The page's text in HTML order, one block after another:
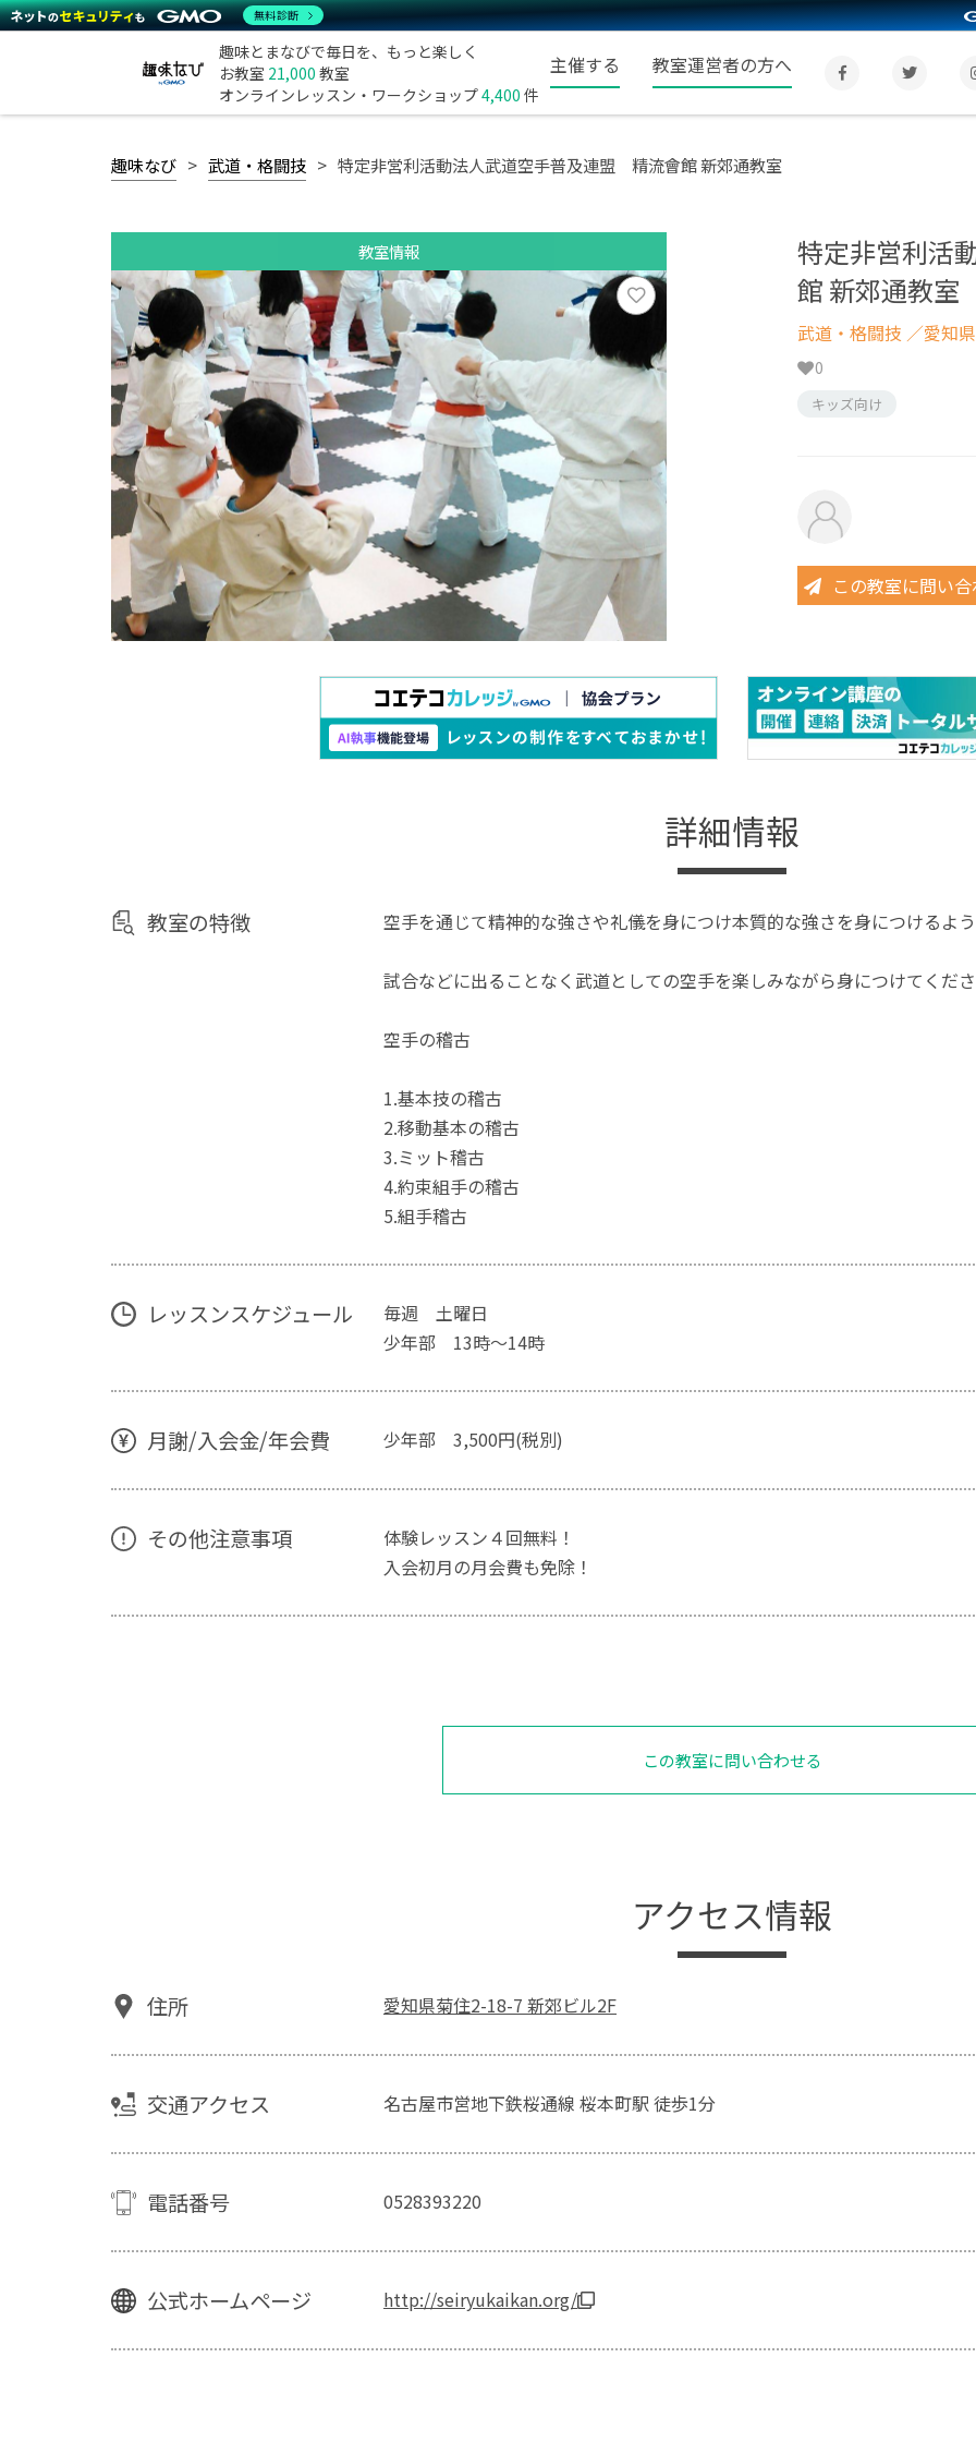
趣味とまなびで毎日を、もっと楽しく
お教室 21,000 教室
オンラインレッスン・ワークショップ4,400 件
主催する 教室運営者の方へ
趣味なび 武道・格闘技 特定非営利活動法人武道空手普及連盟 精流會館 新郊通教室
教室情報
特定非営利活
館 新郊通教室
武道・格闘技 ／愛知県
0
キッズ向け
この教室に問い
詳細情報
教室の特徴 空手を通じて精神的な強さや礼儀を身につけ本質的な強さを身につけるよ
試合などに出ることなく武道としての空手を楽しみながら身につけてくだ
空手の稽古
1.基本技の稽古
2.移動基本の稽古
3.ミット稽古
4.約束組手の稽古
5.組手稽古
レッスンスケジュール
毎週 土曜日
少年部 13時～14時
月謝/入会金/年会費 少年部 3,500円(税別)
その他注意事項
体験レッスン４回無料！
入会初月の月会費も免除！
この教室に問い合わせる
アクセス情報
住所 愛知県菊住2-18-7 新郊ビル2F
交通アクセス 名古屋市営地下鉄桜通線 桜本町駅 徒歩1分
電話番号 0528393220
公式ホームページ http://seiryukaikan.org/
無料診断